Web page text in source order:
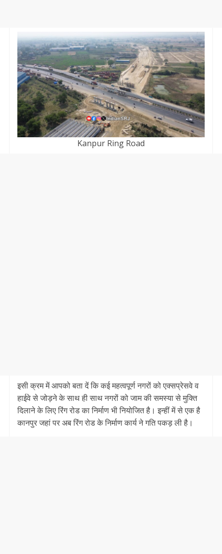
Kanpur Ring Road
इसी क्रम में आपको बता दें कि कई महत्वपूर्ण नगरों को एक्सप्रेसवे व
हाईवे से जोड़ने के साथ ही साथ नगरों को जाम की समस्या से मुक्ति
दिलाने के लिए रिंग रोड का निर्माण भी नियोजित है। इन्हीं में से एक है
कानपुर जहां पर अब रिंग रोड के निर्माण कार्य ने गति पकड़ ली है।